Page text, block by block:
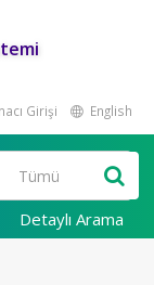
Girişi English
Detaylı Arama